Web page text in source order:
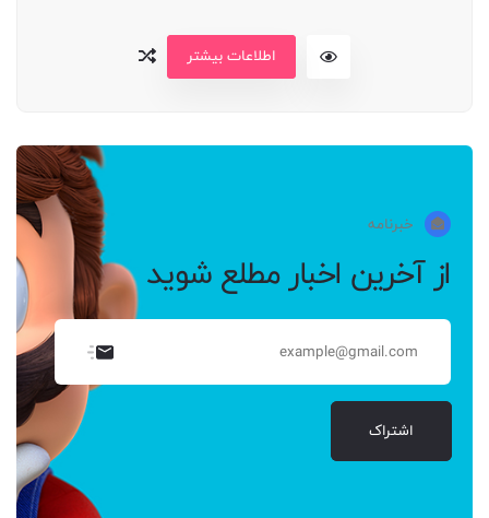
اطلاعات بیشتر
خبرنامه
از آخرین اخبار مطلع شوید
اشتراک